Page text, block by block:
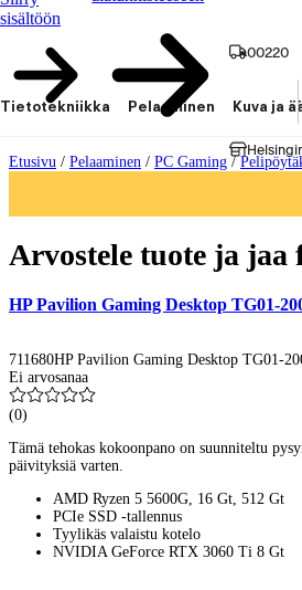
sisältöön
00220
Tietotekniikka Pelaaminen Kuva ja
Etusivu / Pelaaminen / PC Gaming /
Arvostele tuote ja jaa
HP Pavilion Gaming Desktop TG01-
711680HP Pavilion Gaming Desktop TG01-
Ei arvosanaa
(0)
Tämä tehokas kokoonpano on suunniteltu
päivityksiä varten.
AMD Ryzen 5 5600G, 16 Gt, 512 Gt
PCIe SSD -tallennus
Tyylikäs valaistu kotelo
NVIDIA GeForce RTX 3060 Ti 8 Gt